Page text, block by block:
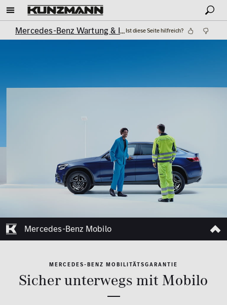
Mercedes-Benz Wartung & InspektionIst diese Seite hilfreich?
Mercedes-Benz Mobilo
MERCEDES-BENZ MOBILITÄTSGARANTIE
Sicher unterwegs mit Mobilo